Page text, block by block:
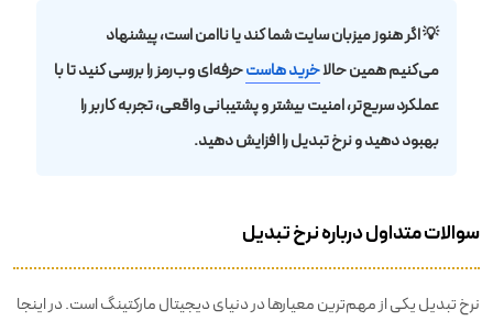
💡 اگر هنوز میزبان سایت شما کند یا ناامن است، پیشنهاد
می‌کنیم همین حالاخرید هاستحرفه‌ای وب‌رمز را بررسی کنید تا با
عملکرد سریع‌تر، امنیت بیشتر و پشتیبانی واقعی، تجربه کاربر را
بهبود دهید و نرخ تبدیل را افزایش دهید.
سوالات متداول درباره نرخ تبدیل
نرخ تبدیل یکی از مهم‌ترین معیارها در دنیای دیجیتال مارکتینگ است. در اینجا